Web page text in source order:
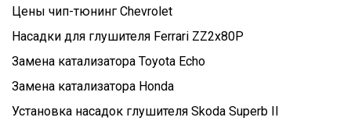
Цены чип-тюнинг Chevrolet
Насадки для глушителя Ferrari ZZ2x80P
Замена катализатора Toyota Echo
Замена катализатора Honda
Установка насадок глушителя Skoda Superb II